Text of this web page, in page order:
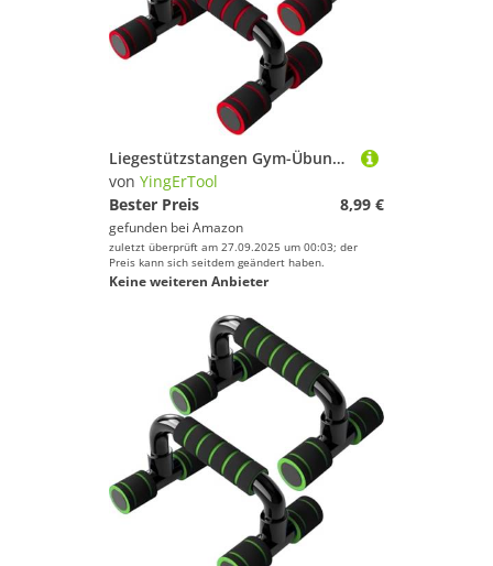
Liegestützstangen Gym-Übungsgeräte Fitness 1 Paar Liegestützgriffe mit gepolstertem Schaumstoffgriff und rutschfester, stabiler Struktur Liegestützstangen für Männer und Frauen (Rot)
von YingErTool
Bester Preis
8,99 €
gefunden bei Amazon
zuletzt überprüft am 27.09.2025 um 00:03; der
Preis kann sich seitdem geändert haben.
Keine weiteren Anbieter